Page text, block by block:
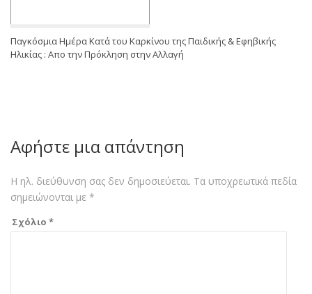
Παγκόσμια Ημέρα Κατά του Καρκίνου της Παιδικής & Εφηβικής
Ηλικίας : Απο την Πρόκληση στην Αλλαγή
Αφήστε μια απάντηση
Η ηλ. διεύθυνση σας δεν δημοσιεύεται. Τα υποχρεωτικά πεδία
σημειώνονται με *
Σχόλιο *